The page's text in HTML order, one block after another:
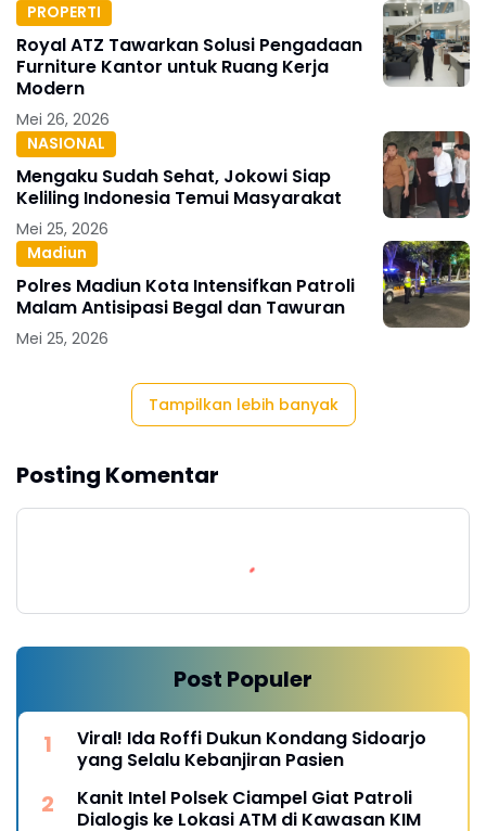
PROPERTI
Royal ATZ Tawarkan Solusi Pengadaan
Furniture Kantor untuk Ruang Kerja
Modern
Mei 26, 2026
NASIONAL
Mengaku Sudah Sehat, Jokowi Siap
Keliling Indonesia Temui Masyarakat
Mei 25, 2026
Madiun
Polres Madiun Kota Intensifkan Patroli
Malam Antisipasi Begal dan Tawuran
Mei 25, 2026
Tampilkan lebih banyak
Posting Komentar
Post Populer
Viral! Ida Roffi Dukun Kondang Sidoarjo
yang Selalu Kebanjiran Pasien
Kanit Intel Polsek Ciampel Giat Patroli
Dialogis ke Lokasi ATM di Kawasan KIM